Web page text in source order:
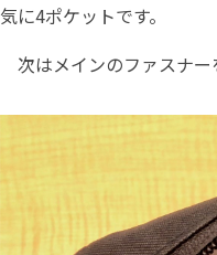
気に4ポケットです。
次はメインのファスナー